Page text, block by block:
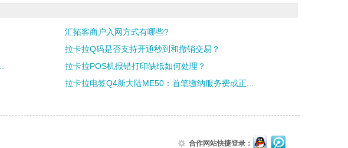
汇拓客商户入网方式有哪些?
拉卡拉Q码是否支持开通秒到和撤销交易？
拉卡拉POS机报错打印缺纸如何处理？
拉卡拉电签Q4新大陆ME50：首笔缴纳服务费或正...
合作网站快捷登录：